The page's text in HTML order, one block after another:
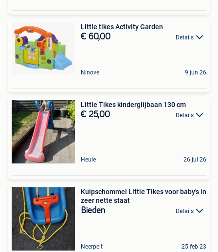
Little tikes Activity Garden
€ 60,00 Details
Ninove 9 jun 26
Little Tikes kinderglijbaan 130 cm
€ 25,00 Details
Heule 26 jul 26
Kuipschommel Little Tikes voor baby's in
zeer nette staat
Bieden Details
Neerpelt 25 feb 23